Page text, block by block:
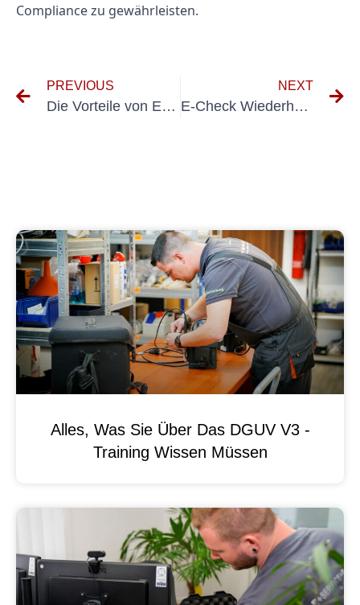
Compliance zu gewährleisten.
PREVIOUS
Die Vorteile von E Check Wallbox-Ladestationen für Elektrofahrzeuge
NEXT
E-Check Wiederholungsprüfung: Was Sie wissen müssen
Alles, Was Sie Über Das DGUV V3 -
Training Wissen Müssen